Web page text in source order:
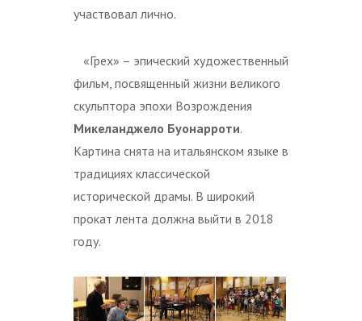
участвовал лично.
«Грех» – эпический художественный
фильм, посвященный жизни великого
скульптора эпохи Возрождения
Микеланджело Буонарроти.
Картина снята на итальянском языке в
традициях классической
исторической драмы. В широкий
прокат лента должна выйти в 2018
году.